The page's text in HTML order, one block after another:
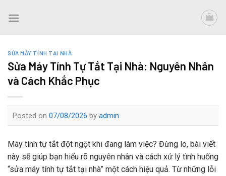
SỬA MÁY TÍNH TẠI NHÀ
Sửa Máy Tính Tự Tắt Tại Nhà: Nguyên Nhân
và Cách Khắc Phục
Posted on 07/08/2026 by admin
Máy tính tự tắt đột ngột khi đang làm việc? Đừng lo, bài viết
này sẽ giúp bạn hiểu rõ nguyên nhân và cách xử lý tình huống
“sửa máy tính tự tắt tại nhà” một cách hiệu quả. Từ những lỗi